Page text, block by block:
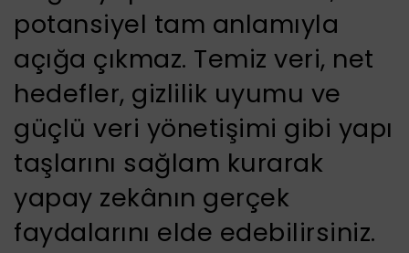
potansiyel tam anlamıyla
açığa çıkmaz. Temiz veri, net
hedefler, gizlilik uyumu ve
güçlü veri yönetişimi gibi yapı
taşlarını sağlam kurarak
yapay zekânın gerçek
faydalarını elde edebilirsiniz.